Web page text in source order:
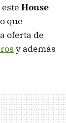
House
que
oferta de
y además